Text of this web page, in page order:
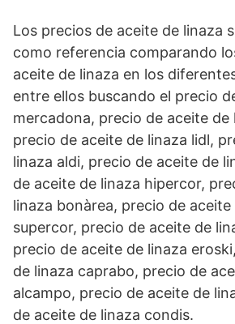
Los precios de aceite de linaza
como referencia comparando
aceite de linaza en los
entre ellos buscando el precio
mercadona, precio de aceite de
precio de aceite de linaza lidl,
linaza aldi, precio de aceite de
de aceite de linaza hipercor,
linaza bonàrea, precio de aceite
supercor, precio de aceite de
precio de aceite de linaza
de linaza caprabo, precio de
alcampo, precio de aceite de
de aceite de linaza condis.